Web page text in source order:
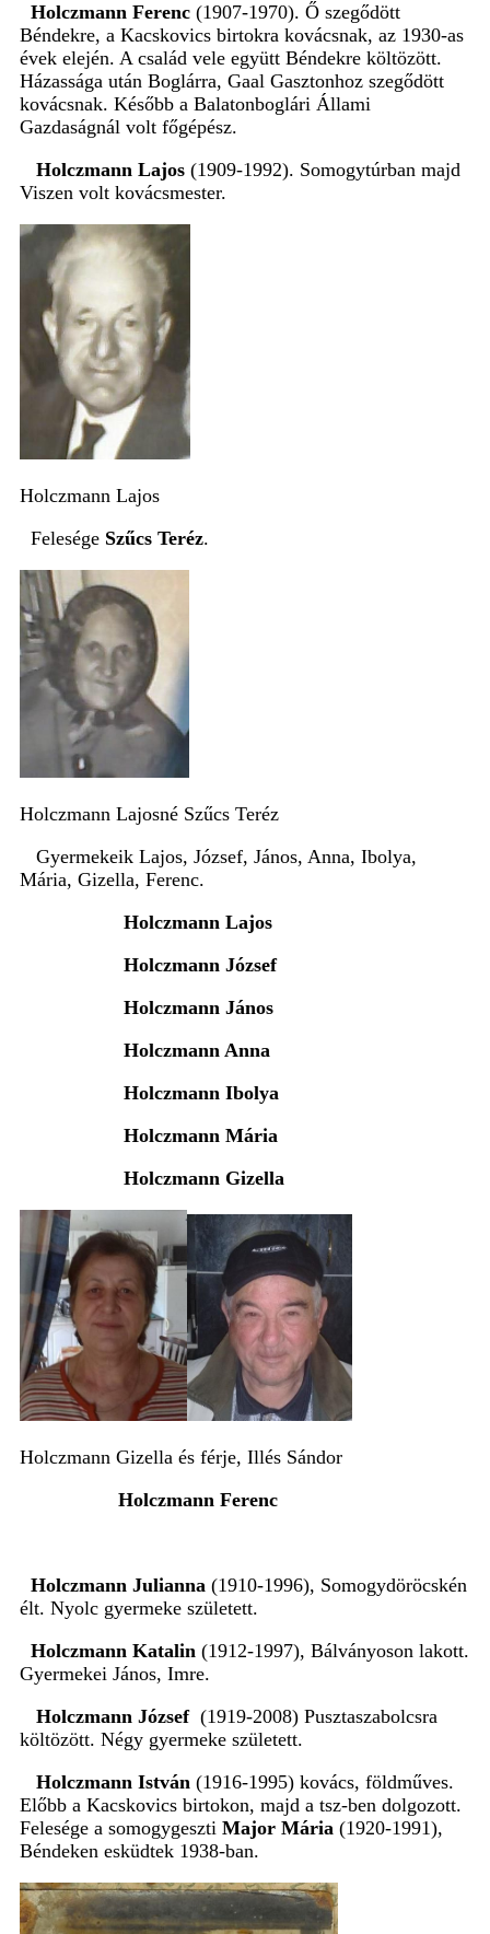
Holczmann Ferenc (1907-1970). Ő szegődött
Béndekre, a Kacskovics birtokra kovácsnak, az 1930-as
évek elején. A család vele együtt Béndekre költözött.
Házassága után Boglárra, Gaal Gasztonhoz szegődött
kovácsnak. Később a Balatonboglári Állami
Gazdaságnál volt főgépész.
Holczmann Lajos (1909-1992). Somogytúrban majd
Viszen volt kovácsmester.
Holczmann Lajos
Felesége Szűcs Teréz.
Holczmann Lajosné Szűcs Teréz
Gyermekeik Lajos, József, János, Anna, Ibolya,
Mária, Gizella, Ferenc.
Holczmann Lajos
Holczmann József
Holczmann János
Holczmann Anna
Holczmann Ibolya
Holczmann Mária
Holczmann Gizella
Holczmann Gizella és férje, Illés Sándor
Holczmann Ferenc
Holczmann Julianna (1910-1996), Somogydöröcskén
élt. Nyolc gyermeke született.
Holczmann Katalin (1912-1997), Bálványoson lakott.
Gyermekei János, Imre.
Holczmann József (1919-2008) Pusztaszabolcsra
költözött. Négy gyermeke született.
Holczmann István (1916-1995) kovács, földműves.
Előbb a Kacskovics birtokon, majd a tsz-ben dolgozott.
Felesége a somogygeszti Major Mária (1920-1991),
Béndeken esküdtek 1938-ban.